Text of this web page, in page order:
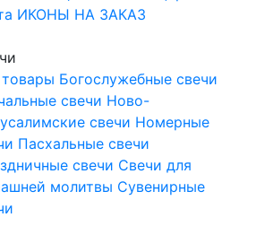
ИКОНЫ НА ЗАКАЗ
Богослужебные свечи
свечи Ново-
свечи Номерные
Пасхальные свечи
свечи Свечи для
молитвы Сувенирные